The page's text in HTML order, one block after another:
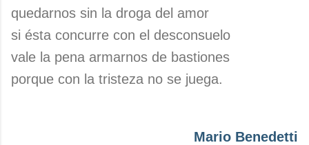
quedarnos sin la droga del amor
si ésta concurre con el desconsuelo
vale la pena armarnos de bastiones
porque con la tristeza no se juega.
Mario Benedetti